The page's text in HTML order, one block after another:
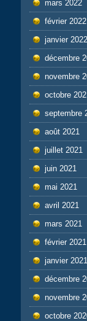
mars 2022
février 2022
janvier 2022
décembre
novembre
octobre
septembre
août 2021
juillet 2021
juin 2021
mai 2021
avril 2021
mars 2021
février 2021
janvier 2021
décembre
novembre
octobre